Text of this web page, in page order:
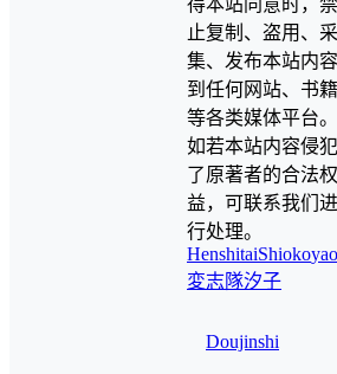
止复制、盗用、采
集、发布本站内容
到任何网站、书籍
等各类媒体平台。
如若本站内容侵犯
了原著者的合法权
益，可联系我们进
行处理。
HenshitaiShioko
変志隊汐子
Doujinshi